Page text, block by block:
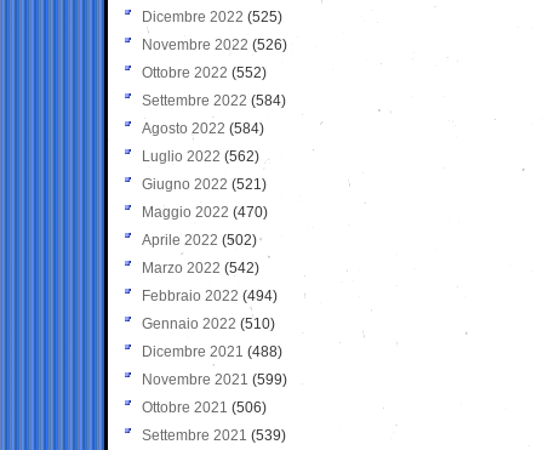
Dicembre 2022 (525)
Novembre 2022 (526)
Ottobre 2022 (552)
Settembre 2022 (584)
Agosto 2022 (584)
Luglio 2022 (562)
Giugno 2022 (521)
Maggio 2022 (470)
Aprile 2022 (502)
Marzo 2022 (542)
Febbraio 2022 (494)
Gennaio 2022 (510)
Dicembre 2021 (488)
Novembre 2021 (599)
Ottobre 2021 (506)
Settembre 2021 (539)